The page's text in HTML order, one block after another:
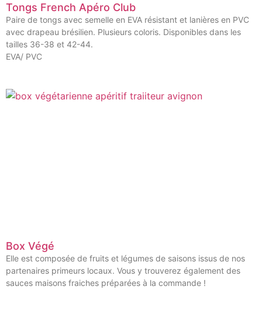
Tongs French Apéro Club
Paire de tongs avec semelle en EVA résistant et lanières en PVC
avec drapeau brésilien. Plusieurs coloris. Disponibles dans les
tailles 36-38 et 42-44.
EVA/ PVC
Box Végé
Elle est composée de fruits et légumes de saisons issus de nos
partenaires primeurs locaux. Vous y trouverez également des
sauces maisons fraiches préparées à la commande !